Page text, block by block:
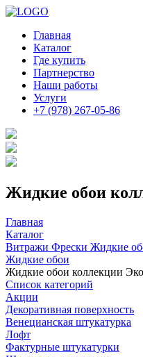
Главная
Каталог
Где купить
Партнерство
Наши работы
Услуги
+7 (978) 267-05-86
Жидкие обои
Главная
Каталог
Витражи Фрески Жидкие
Жидкие обои
Жидкие обои коллекции
Список категорий
Акции
Декоративная поверхность
Венецианская штукатурка
Лофт
Фактурные штукатурки